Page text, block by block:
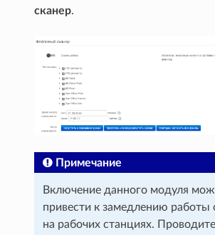
сканер.
Примечание
Включение данного модуля
привести к замедлению работы
на рабочих станциях. Проводите